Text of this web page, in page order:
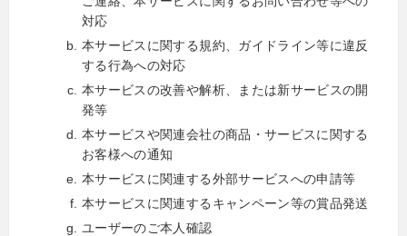
対応
本サービスに関する規約、ガイドライン等に違反
する行為への対応
本サービスの改善や解析、または新サービスの開
発等
本サービスや関連会社の商品・サービスに関する
お客様への通知
本サービスに関連する外部サービスへの申請等
本サービスに関連するキャンペーン等の賞品発送
ユーザーのご本人確認